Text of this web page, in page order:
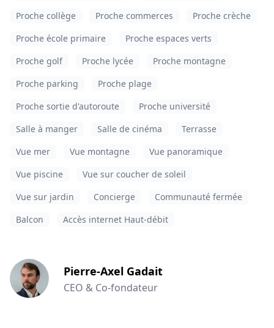
Proche collège
Proche commerces
Proche crèche
Proche école primaire
Proche espaces verts
Proche golf
Proche lycée
Proche montagne
Proche parking
Proche plage
Proche sortie d'autoroute
Proche université
Salle à manger
Salle de cinéma
Terrasse
Vue mer
Vue montagne
Vue panoramique
Vue piscine
Vue sur coucher de soleil
Vue sur jardin
Concierge
Communauté fermée
Balcon
Accès internet Haut-débit
Pierre-Axel Gadait
CEO & Co-fondateur